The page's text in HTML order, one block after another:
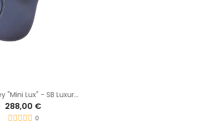
Selle poney "Mini Lux" - SB Luxury Line
288,00 €
0